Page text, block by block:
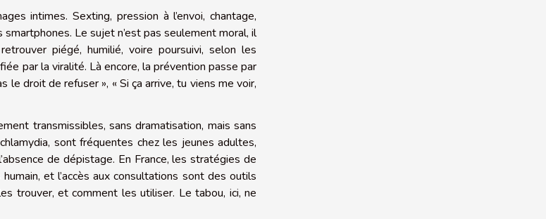
intimes. Sexting, pression à l’envoi, chantage,
Le sujet n’est pas seulement moral, il
piégé, humilié, voire poursuivi, selon les
par la viralité. Là encore, la prévention passe par
le droit de refuser », « Si ça arrive, tu viens me voir,
transmissibles, sans dramatisation, mais sans
sont fréquentes chez les jeunes adultes,
de dépistage. En France, les stratégies de
et l’accès aux consultations sont des outils
trouver, et comment les utiliser. Le tabou, ici, ne